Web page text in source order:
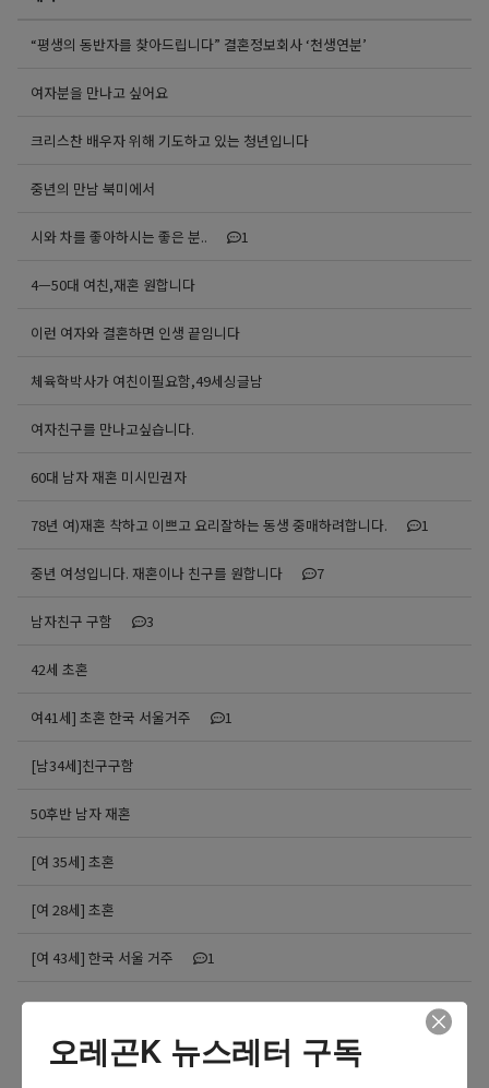
“평생의 동반자를 찾아드립니다” 결혼정보회사 ‘천생연분’
여자분을 만나고 싶어요
크리스찬 배우자 위해 기도하고 있는 청년입니다
중년의 만남 북미에서
시와 차를 좋아하시는 좋은 분.. 1
4ㅡ50대 여친,재혼 원합니다
이런 여자와 결혼하면 인생 끝임니다
체육학박사가 여친이필요함,49세싱글남
여자친구를 만나고싶습니다.
60대 남자 재혼 미시민권자
78년 여)재혼 착하고 이쁘고 요리잘하는 동생 중매하려합니다. 1
중년 여성입니다. 재혼이나 친구를 원합니다 7
남자친구 구함 3
42세 초혼
여41세] 초혼 한국 서울거주 1
[남34세]친구구함
50후반 남자 재혼
[여 35세] 초혼
[여 28세] 초혼
[여 43세] 한국 서울 거주 1
더보기 >>
오레곤K 뉴스레터 구독